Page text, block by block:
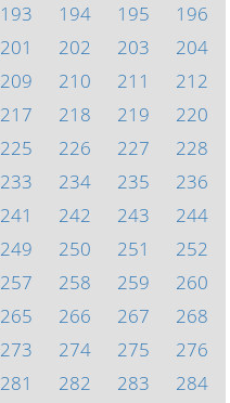
193 194 195
196
201 202 203
204
209 210 211
212
217 218 219
220
225 226 227
228
233 234 235
236
241 242 243
244
249 250 251
252
257 258 259
260
265 266 267
268
273 274 275
276
281 282 283
284